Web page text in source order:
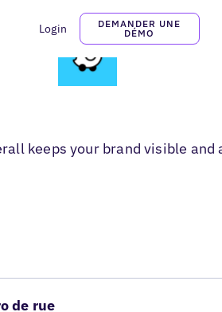
Login
DEMANDER UNE
DÉMO
keeps your brand visible
de rue